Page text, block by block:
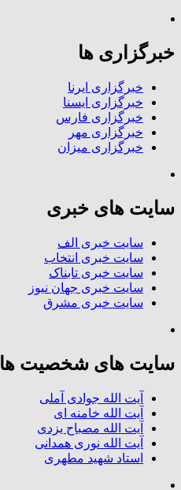
خبرگزاری ها
خبرگزاری ایرنا
خبرگزاری ایسنا
خبرگزاری فارس
خبرگزاری مهر
خبرگزاری میزان
سایت های خبری
سایت خبری الف
سایت خبری انتخاب
سایت خبری تابناک
سایت خبری جهان نیوز
سایت خبری مشرق
سایت های شخصیت ها
آیت الله جوادی آملی
آیت الله خامنه ای
آیت الله مصباح یزدی
آیت الله نوری همدانی
استاد شهید مطهری